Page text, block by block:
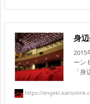
身
2015
ーン
「
https://